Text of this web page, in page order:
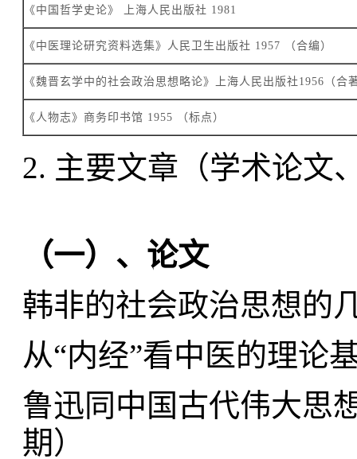
《中国哲学史论》 上海人民出版社 1981
《中医理论研究资料选集》人民卫生出版社 1957 （合编）
《魏晋玄学中的社会政治思想略论》上海人民出版社1956（合
《人物志》商务印书馆 1955 （标点）
2. 主要文章（学术论文
（一）、论文
韩非的社会政治思想的
从“内经”看中医的理论
鲁迅同中国古代伟大思
期 ）